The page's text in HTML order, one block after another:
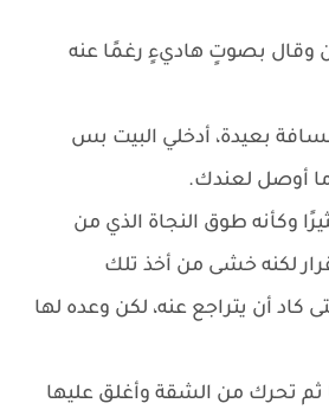
وقال بصوتٍ هاديءٍ رغمًا عنه
بعيدة، أدخلي البيت بس
ما أوصل لعندك.
وكأنه طوق النجاة الذي من
لكنه خشى من أخذ تلك
كاد أن يتراجع عنه، لكن وعده لها
ثم تحرك من الشقة وأغلق عليها